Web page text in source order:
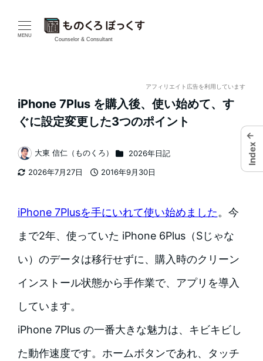
MENU
Counselor & Consultant
アフィリエイト広告を利用しています
iPhone 7Plus を購入後、使い始めて、す
ぐに設定変更した3つのポイント
2026年7月27日
2016年9月30日
著
者
大東 信仁（ものくろ） カテゴリー
2026年日記
iPhone 7Plusを手にいれて使い始めました。今
まで2年、使っていた iPhone 6Plus（Sじゃな
い）のデータは移行せずに、購入時のクリーン
インストール状態から手作業で、アプリを導入
しています。
iPhone 7Plus の一番大きな魅力は、キビキビし
た動作速度です。ホームボタンであれ、タッチ
←
Index